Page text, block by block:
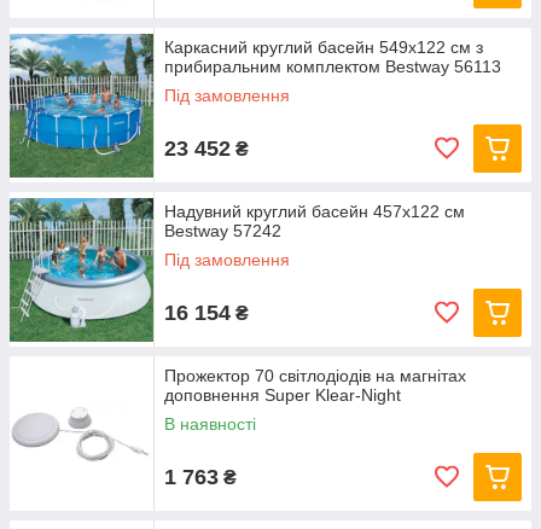
Каркасний круглий басейн 549x122 см з
прибиральним комплектом Bestway 56113
Під замовлення
23 452 ₴
Надувний круглий басейн 457х122 см
Bestway 57242
Під замовлення
16 154 ₴
Прожектор 70 світлодіодів на магнітах
доповнення Super Klear-Night
В наявності
1 763 ₴